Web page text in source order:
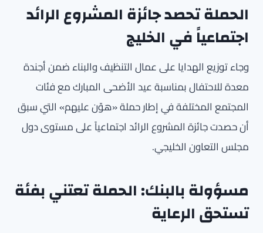
الحملة تحصد جائزة المشروع الرائد
اجتماعياً في الخليج
وجاء توزيع الهدايا على عمال التنظيف والبناء ضمن أجندة
معدة للاحتفال بمناسبة عيد الأضحى المبارك مع فئات
المجتمع المختلفة في إطار حملة «هوّن عليهم» التي سبق
أن حصدت جائزة المشروع الرائد اجتماعياً على مستوى دول
مجلس التعاون الخليجي.
مسؤولة بالبنك: الحملة تعتني بفئة
تستحق الرعاية